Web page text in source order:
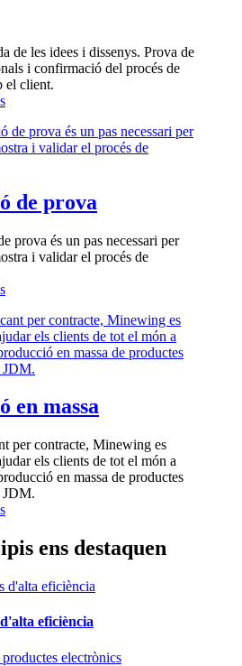
de les idees i dissenys. Prova de
i confirmació del procés de
el client.
de prova
prova és un pas necessari per
i validar el procés de
en massa
per contracte, Minewing es
els clients de tot el món a
en massa de productes
ens destaquen
eficiència